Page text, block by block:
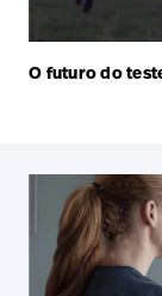
O futuro do